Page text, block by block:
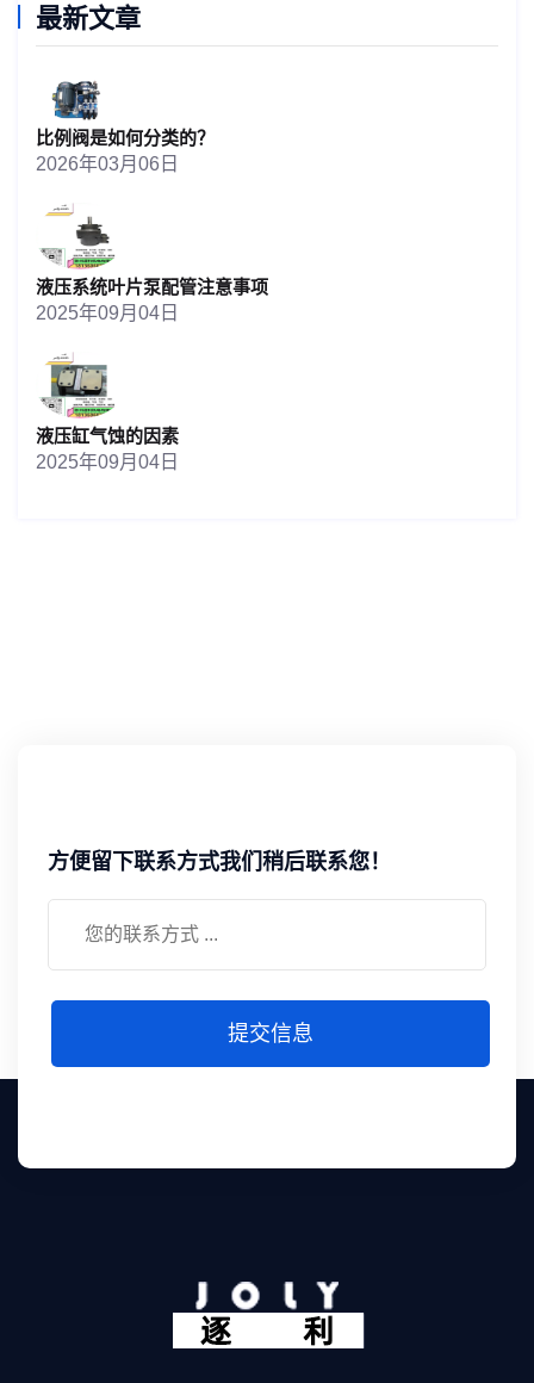
最新文章
比例阀是如何分类的？
2026年03月06日
液压系统叶片泵配管注意事项
2025年09月04日
液压缸气蚀的因素
2025年09月04日
方便留下联系方式我们稍后联系您！
提交信息